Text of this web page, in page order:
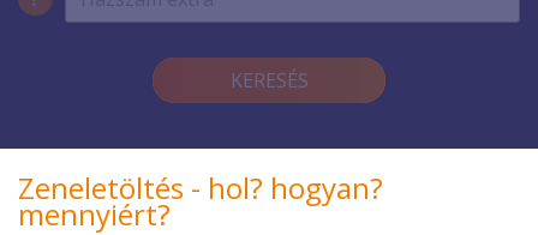
KERESÉS
Zeneletöltés - hol? hogyan?
mennyiért?